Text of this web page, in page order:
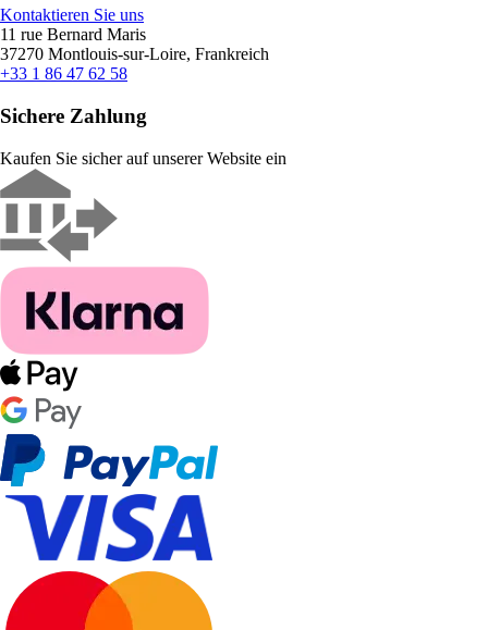
Kontaktieren Sie uns
11 rue Bernard Maris
37270 Montlouis-sur-Loire, Frankreich
+33 1 86 47 62 58
Sichere Zahlung
Kaufen Sie sicher auf unserer Website ein